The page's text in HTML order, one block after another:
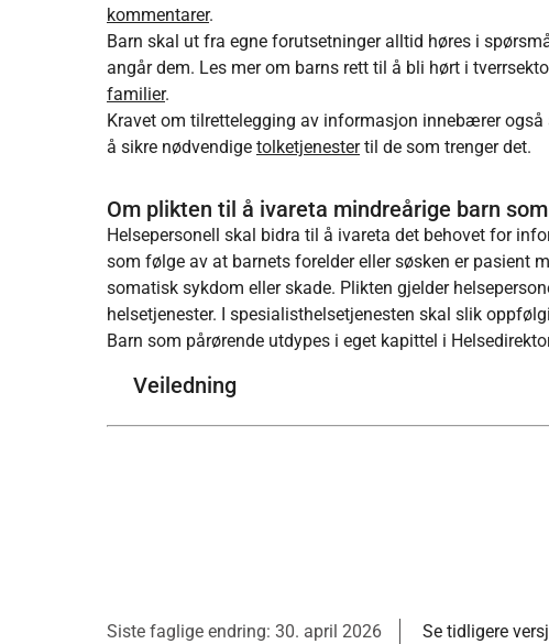
kommentarer.
Barn skal ut fra egne forutsetninger alltid høres i
angår dem. Les mer om barns rett til å bli hørt i
familier.
Kravet om tilrettelegging av informasjon innebærer
å sikre nødvendige tolketjenestertil de som trenger det.
Om plikten til å ivareta mindreårige barn
Helsepersonell skal bidra til å ivareta det behovet for
som følge av at barnets forelder eller søsken er pasient
somatisk sykdom eller skade. Plikten gjelder
helsetjenester. I spesialisthelsetjenesten skal slik
Barn som pårørende utdypes i eget kapittel i
Veiledning
Siste faglige endring: 30. april 2026 Se tidligere